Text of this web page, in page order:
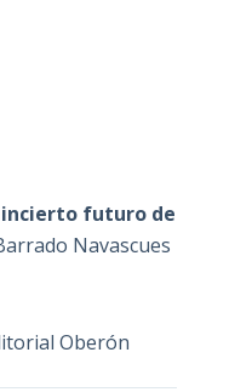
incierto futuro de
Navascues
Oberón